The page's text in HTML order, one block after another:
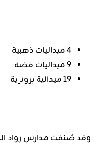
4 ميداليات ذهبية
9 ميداليات فضة
19 ميدالية برونزية
وقد صُنفت مدارس رواد